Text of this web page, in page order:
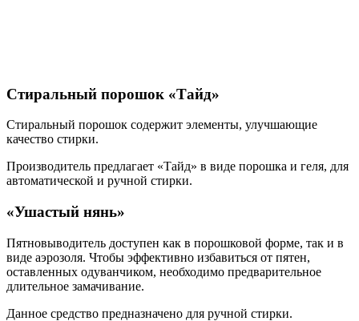
Стиральный порошок «Тайд»
Стиральный порошок содержит элементы, улучшающие
качество стирки.
Производитель предлагает «Тайд» в виде порошка и геля, для
автоматической и ручной стирки.
«Ушастый нянь»
Пятновыводитель доступен как в порошковой форме, так и в
виде аэрозоля. Чтобы эффективно избавиться от пятен,
оставленных одуванчиком, необходимо предварительное
длительное замачивание.
Данное средство предназначено для ручной стирки.